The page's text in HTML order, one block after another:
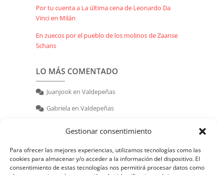
Gestionar consentimiento
Para ofrecer las mejores experiencias, utilizamos tecnologías como las
cookies para almacenar y/o acceder a la información del dispositivo. El
consentimiento de estas tecnologías nos permitirá procesar datos como
Por tu cuenta a La última cena de Leonardo Da
Vinci en Milán
En zuecos por el pueblo de los molinos de Zaanse
Schans
LO MÁS COMENTADO
Juanjooken Valdepeñas
Gabriela en Valdepeñas